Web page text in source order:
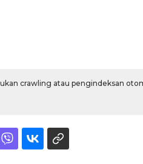
crawling atau pengindeksan